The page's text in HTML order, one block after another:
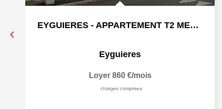
EYGUIERES - APPARTEMENT T2 MEUBLE + TERRASSE + GARAGE -...
Eyguieres
Loyer 860 €/mois
charges comprises